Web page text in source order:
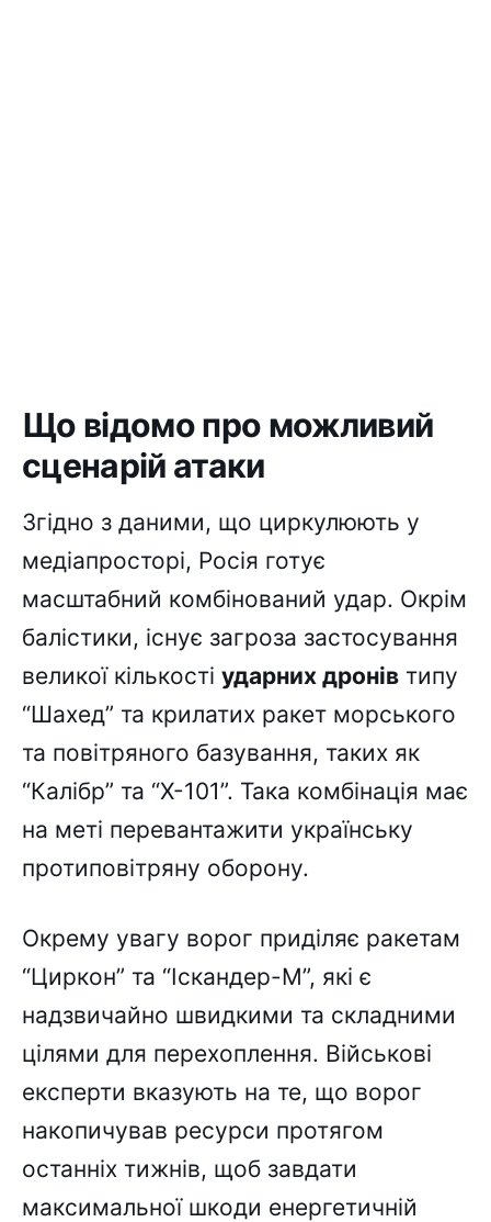
Що відомо про можливий
сценарій атаки
Згідно з даними, що циркулюють у
медіапросторі, Росія готує
масштабний комбінований удар. Окрім
балістики, існує загроза застосування
великої кількості ударних дронів типу
“Шахед” та крилатих ракет морського
та повітряного базування, таких як
“Калібр” та “Х-101”. Така комбінація має
на меті перевантажити українську
протиповітряну оборону.
Окрему увагу ворог приділяє ракетам
“Циркон” та “Іскандер-М”, які є
надзвичайно швидкими та складними
цілями для перехоплення. Військові
експерти вказують на те, що ворог
накопичував ресурси протягом
останніх тижнів, щоб завдати
максимальної шкоди енергетичній